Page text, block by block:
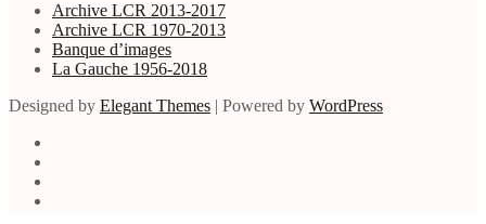
Archive LCR 2013-2017
Archive LCR 1970-2013
Banque d’images
La Gauche 1956-2018
Designed by Elegant Themes | Powered by WordPress